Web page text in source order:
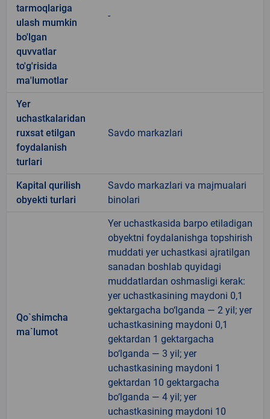
tarmoqlariga
ulash mumkin
bo'lgan
quvvatlar
to'g'risida
ma'lumotlar
-
Yer
uchastkalaridan
ruxsat etilgan
foydalanish
turlari
Savdo markazlari
Kapital qurilish
obyekti turlari
Savdo markazlari va majmualari
binolari
Qo`shimcha
ma`lumot
Yer uchastkasida barpo etiladigan
obyektni foydalanishga topshirish
muddati yer uchastkasi ajratilgan
sanadan boshlab quyidagi
muddatlardan oshmasligi kerak:
yer uchastkasining maydoni 0,1
gektargacha bo‘lganda — 2 yil; yer
uchastkasining maydoni 0,1
gektardan 1 gektargacha
bo‘lganda — 3 yil; yer
uchastkasining maydoni 1
gektardan 10 gektargacha
bo‘lganda — 4 yil; yer
uchastkasining maydoni 10